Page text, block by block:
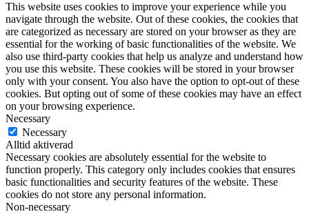
This website uses cookies to improve your experience while you
navigate through the website. Out of these cookies, the cookies that
are categorized as necessary are stored on your browser as they are
essential for the working of basic functionalities of the website. We
also use third-party cookies that help us analyze and understand how
you use this website. These cookies will be stored in your browser
only with your consent. You also have the option to opt-out of these
cookies. But opting out of some of these cookies may have an effect
on your browsing experience.
Necessary
Necessary
Alltid aktiverad
Necessary cookies are absolutely essential for the website to
function properly. This category only includes cookies that ensures
basic functionalities and security features of the website. These
cookies do not store any personal information.
Non-necessary